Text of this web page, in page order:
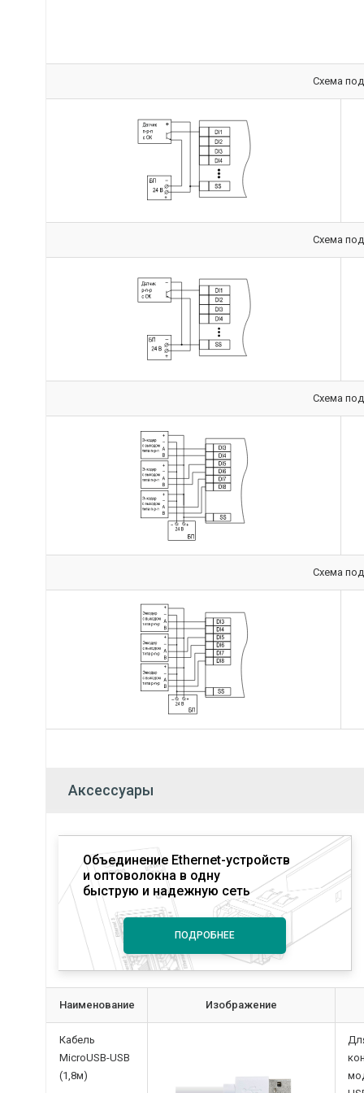
Схема
Схема
Схема
Схема
Аксессуары
Объединение Ethernet-устройств
и оптоволокна в одну
быструю и надежную сеть
ПОДРОБНЕЕ
Наименование Изображение
Кабель
MicroUSB-USB
(1,8м)